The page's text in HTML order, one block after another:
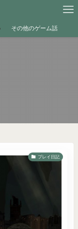
その他のゲーム話
プレイ日記